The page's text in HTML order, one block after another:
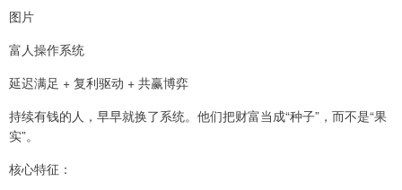
图片
富人操作系统
延迟满足 + 复利驱动 + 共赢博弈
持续有钱的人，早早就换了系统。他们把财富当成“种子”，而不是“果
实”。
核心特征：